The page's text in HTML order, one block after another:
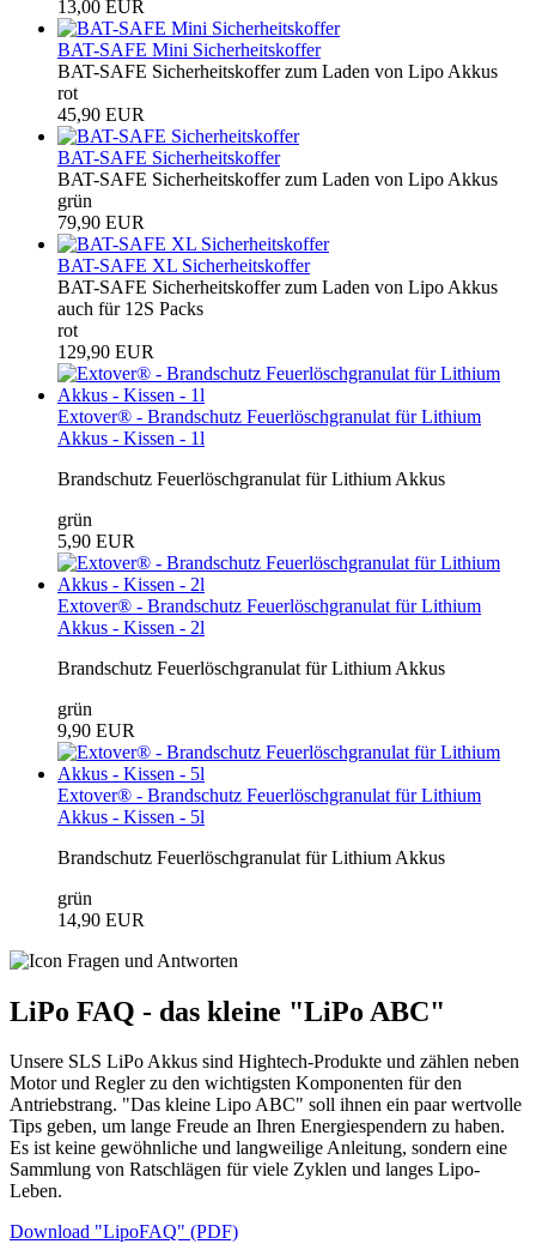
13,00 EUR
BAT-SAFE Mini Sicherheitskoffer
BAT-SAFE Sicherheitskoffer zum Laden von Lipo Akkus
rot
45,90 EUR
BAT-SAFE Sicherheitskoffer
BAT-SAFE Sicherheitskoffer zum Laden von Lipo Akkus
grün
79,90 EUR
BAT-SAFE XL Sicherheitskoffer
BAT-SAFE Sicherheitskoffer zum Laden von Lipo Akkus
auch für 12S Packs
rot
129,90 EUR
Extover® - Brandschutz Feuerlöschgranulat für Lithium
Akkus - Kissen - 1l
Brandschutz Feuerlöschgranulat für Lithium Akkus
grün
5,90 EUR
Extover® - Brandschutz Feuerlöschgranulat für Lithium
Akkus - Kissen - 2l
Brandschutz Feuerlöschgranulat für Lithium Akkus
grün
9,90 EUR
Extover® - Brandschutz Feuerlöschgranulat für Lithium
Akkus - Kissen - 5l
Brandschutz Feuerlöschgranulat für Lithium Akkus
grün
14,90 EUR
LiPo FAQ - das kleine "LiPo ABC"
Unsere SLS LiPo Akkus sind Hightech-Produkte und zählen neben
Motor und Regler zu den wichtigsten Komponenten für den
Antriebstrang. "Das kleine Lipo ABC" soll ihnen ein paar wertvolle
Tips geben, um lange Freude an Ihren Energiespendern zu haben.
Es ist keine gewöhnliche und langweilige Anleitung, sondern eine
Sammlung von Ratschlägen für viele Zyklen und langes Lipo-
Leben.
Download "LipoFAQ" (PDF)